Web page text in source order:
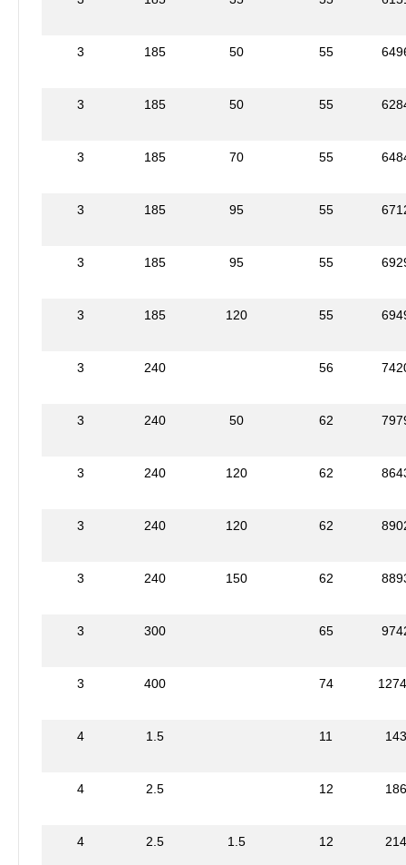
3 185 50 55
3 185 50 55
3 185 70 55
3 185 95 55
3 185 95 55
3 185 120 55
3 240 56
3 240 50 62
3 240 120 62
3 240 120 62
3 240 150 62
3 300 65
3 400 74
4 1.5 11 143
4 2.5 12 186
4 2.5 1.5 12 214